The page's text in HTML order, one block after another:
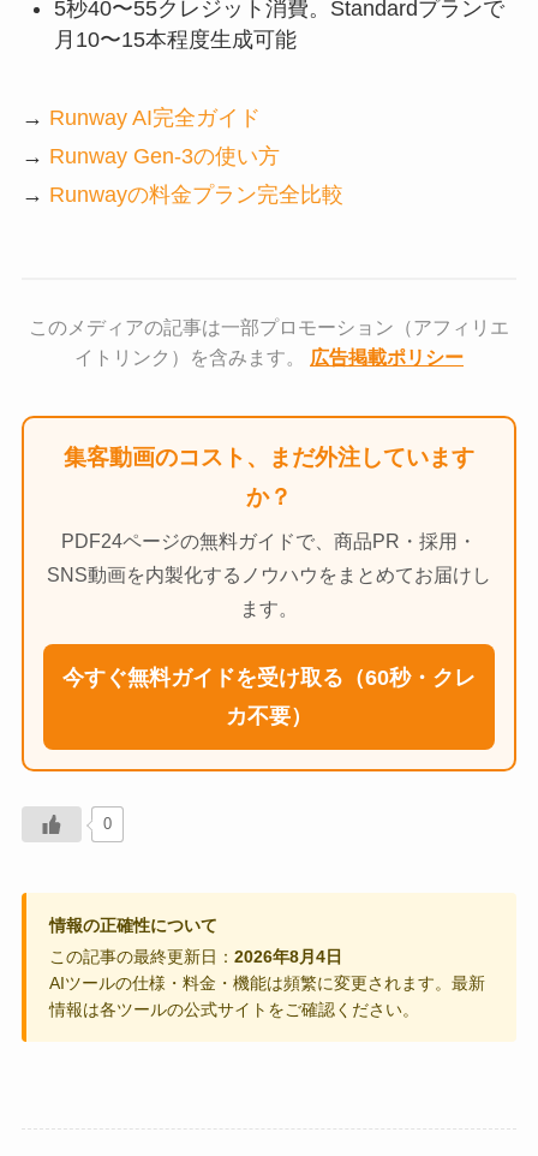
5秒40〜55クレジット消費。Standardプランで
月10〜15本程度生成可能
→ Runway AI完全ガイド
→ Runway Gen-3の使い方
→ Runwayの料金プラン完全比較
このメディアの記事は一部プロモーション（アフィリエ
イトリンク）を含みます。 広告掲載ポリシー
集客動画のコスト、まだ外注しています
か？
PDF24ページの無料ガイドで、商品PR・採用・
SNS動画を内製化するノウハウをまとめてお届けし
ます。
今すぐ無料ガイドを受け取る（60秒・クレ
カ不要）
0
情報の正確性について
この記事の最終更新日：2026年8月4日
AIツールの仕様・料金・機能は頻繁に変更されます。最新
情報は各ツールの公式サイトをご確認ください。